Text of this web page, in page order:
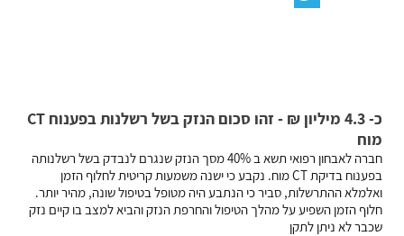
כ- 4.3 מיליון ₪ - זהו סכום הנזק בשל רשלנות בפענוח CT
מוח
חברה לאבחון רפואי תשא ב 40% מסך הנזק שנגרם לנבדק בשל רשלנותה
בפענוח בדיקת CT מוח. נקבע כי ישנה משמעות קריטית לחלוף הזמן
ואלמלא ההתרשלות, סביר כי הנתבע היה מטופל בטיפול שונה, מהיר יותר.
חלוף הזמן השפיע על מהלך הטיפול והחרפת הנזק והביא למצב בו קיים נזק
שכבר לא ניתן לתקן